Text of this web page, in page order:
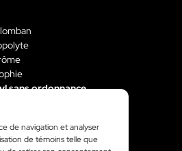
de navigation et analyser
de témoins telle que
sans ordonnance
ordonnance